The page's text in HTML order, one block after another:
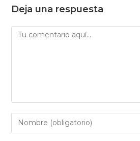
Deja una respuesta